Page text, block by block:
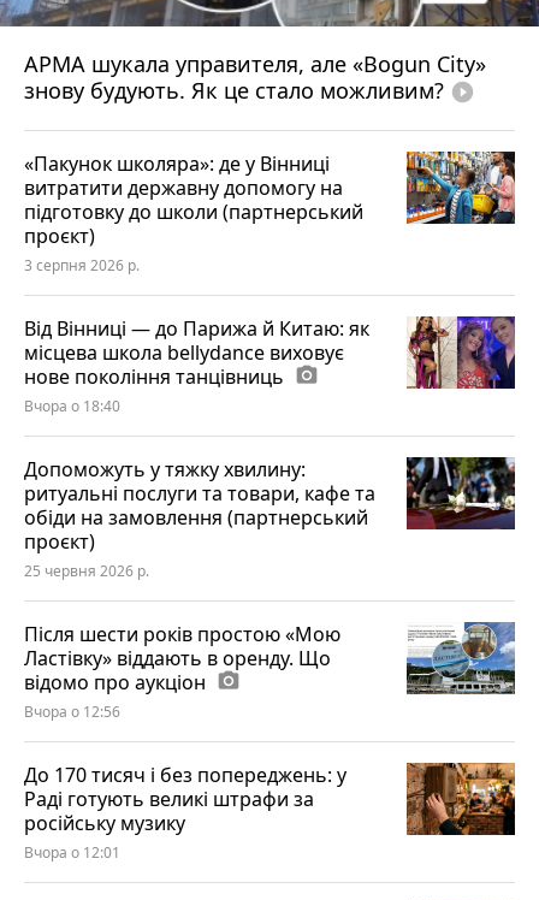
АРМА шукала управителя, але «Bogun City»
знову будують. Як це стало можливим? play_circle_filled
«Пакунок школяра»: де у Вінниці
витратити державну допомогу на
підготовку до школи (партнерський
проєкт)
3 серпня 2026 р.
Від Вінниці — до Парижа й Китаю: як
місцева школа bellydance виховує
нове покоління танцівниць photo_camera
Вчора о 18:40
Допоможуть у тяжку хвилину:
ритуальні послуги та товари, кафе та
обіди на замовлення (партнерський
проєкт)
25 червня 2026 р.
Після шести років простою «Мою
Ластівку» віддають в оренду. Що
відомо про аукціон photo_camera
Вчора о 12:56
До 170 тисяч і без попереджень: у
Раді готують великі штрафи за
російську музику
Вчора о 12:01